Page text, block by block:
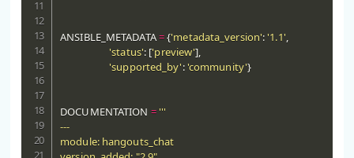
ANSIBLE_METADATA ={'metadata_version':'1.1',
'status': ['preview'],
'supported_by':'community'}
DOCUMENTATION ='''
---
module: hangouts_chat